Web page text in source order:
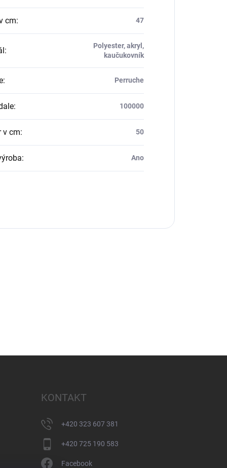
cm: 47
:
Polyester, akryl,
kaučukovník
: Perruche
: 100000
v cm: 50
: Ano
KONTAKT
+420 323 607 381
+420 725 190 583
Facebook